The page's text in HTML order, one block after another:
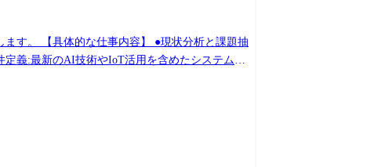
ます。 【具体的な仕事内容】 ●現状分析と課題抽
義:最新のAI技術やIoT活用を含めたシステム化
ル構築、データ分析、自動化スクリプト作成な
ベースからのデータ抽出、集計、分析に使用し